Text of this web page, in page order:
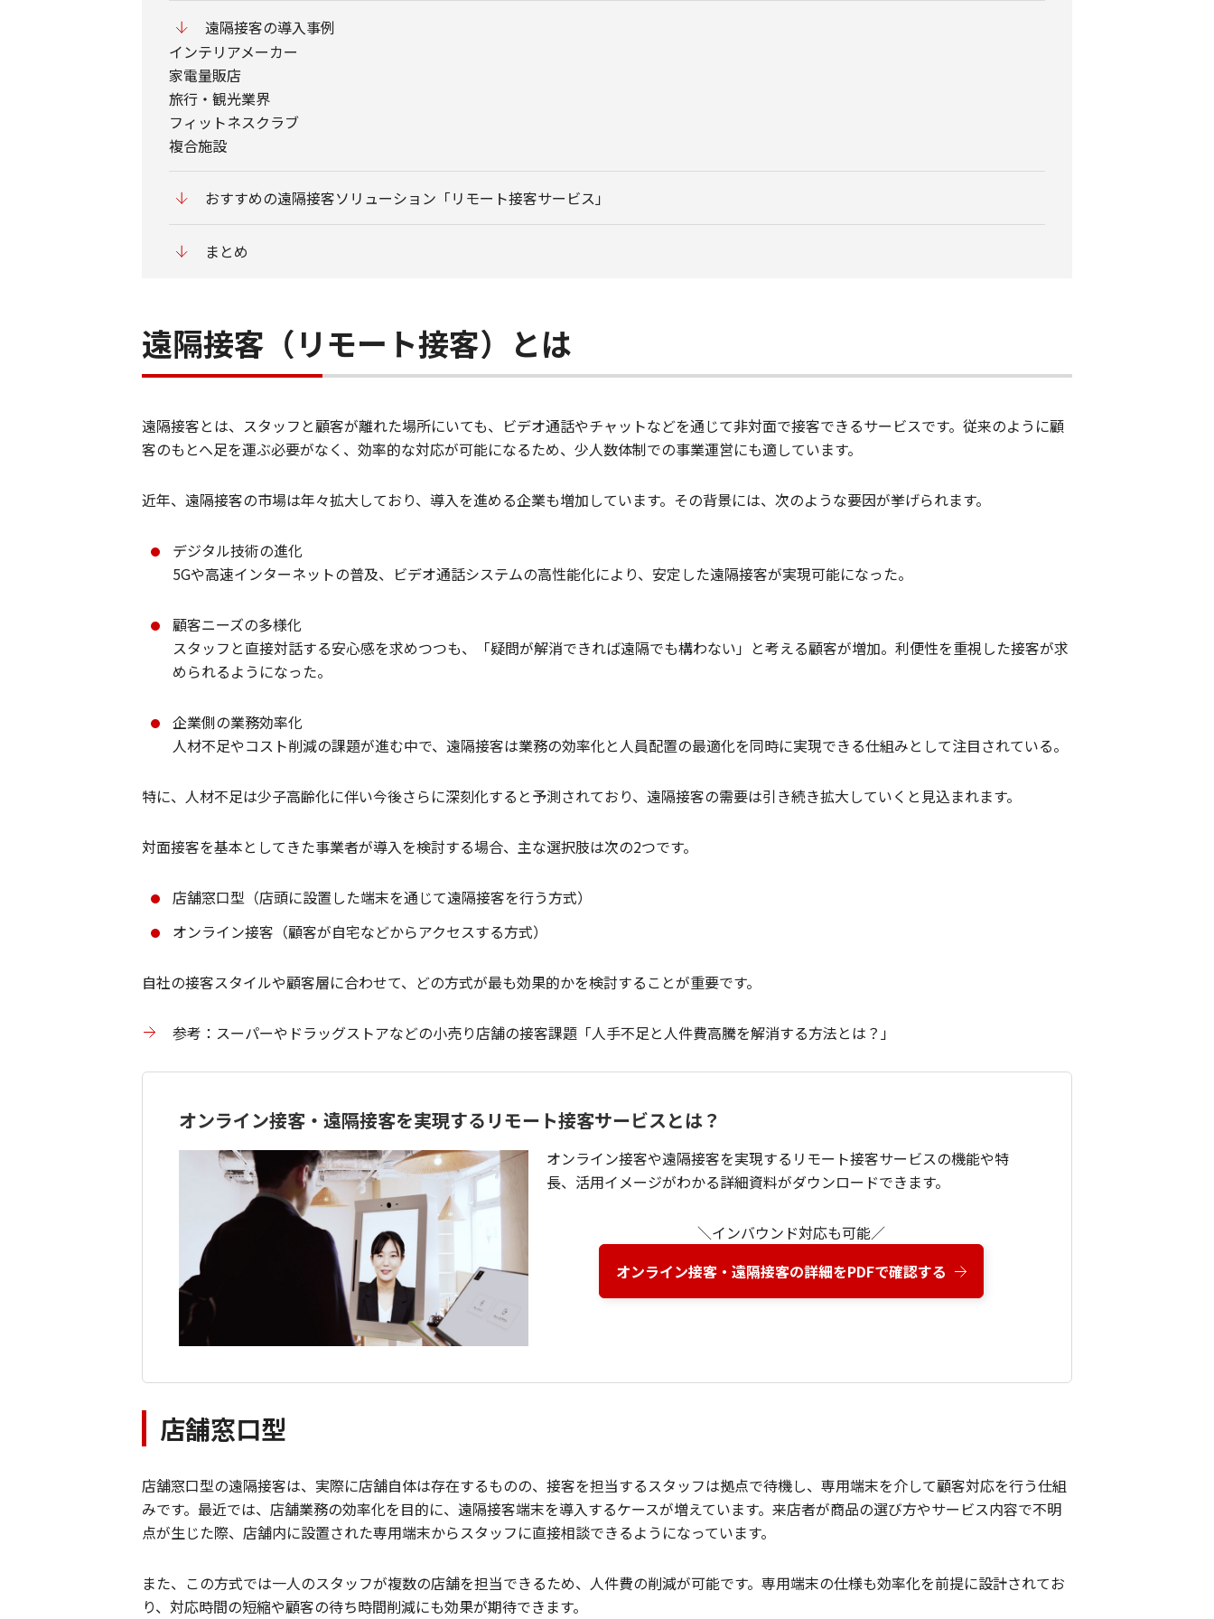
遠隔接客の導入事例
インテリアメーカー
家電量販店
旅行・観光業界
フィットネスクラブ
複合施設
おすすめの遠隔接客ソリューション「リモート接客サービス」
まとめ
遠隔接客（リモート接客）とは
遠隔接客とは、スタッフと顧客が離れた場所にいても、ビデオ通話やチャットなどを通じて非対面で接客できるサービスです。従来のように顧
客のもとへ足を運ぶ必要がなく、効率的な対応が可能になるため、少人数体制での事業運営にも適しています。
近年、遠隔接客の市場は年々拡大しており、導入を進める企業も増加しています。その背景には、次のような要因が挙げられます。
デジタル技術の進化
5Gや高速インターネットの普及、ビデオ通話システムの高性能化により、安定した遠隔接客が実現可能になった。
顧客ニーズの多様化
スタッフと直接対話する安心感を求めつつも、「疑問が解消できれば遠隔でも構わない」と考える顧客が増加。利便性を重視した接客が求
められるようになった。
企業側の業務効率化
人材不足やコスト削減の課題が進む中で、遠隔接客は業務の効率化と人員配置の最適化を同時に実現できる仕組みとして注目されている。
特に、人材不足は少子高齢化に伴い今後さらに深刻化すると予測されており、遠隔接客の需要は引き続き拡大していくと見込まれます。
対面接客を基本としてきた事業者が導入を検討する場合、主な選択肢は次の2つです。
店舗窓口型（店頭に設置した端末を通じて遠隔接客を行う方式）
オンライン接客（顧客が自宅などからアクセスする方式）
自社の接客スタイルや顧客層に合わせて、どの方式が最も効果的かを検討することが重要です。
参考：スーパーやドラッグストアなどの小売り店舗の接客課題「人手不足と人件費高騰を解消する方法とは？」
オンライン接客・遠隔接客を実現するリモート接客サービスとは？
オンライン接客や遠隔接客を実現するリモート接客サービスの機能や特
長、活用イメージがわかる詳細資料がダウンロードできます。
＼インバウンド対応も可能／
オンライン接客・遠隔接客の詳細をPDFで確認する
店舗窓口型
店舗窓口型の遠隔接客は、実際に店舗自体は存在するものの、接客を担当するスタッフは拠点で待機し、専用端末を介して顧客対応を行う仕組
みです。最近では、店舗業務の効率化を目的に、遠隔接客端末を導入するケースが増えています。来店者が商品の選び方やサービス内容で不明
点が生じた際、店舗内に設置された専用端末からスタッフに直接相談できるようになっています。
また、この方式では一人のスタッフが複数の店舗を担当できるため、人件費の削減が可能です。専用端末の仕様も効率化を前提に設計されてお
り、対応時間の短縮や顧客の待ち時間削減にも効果が期待できます。